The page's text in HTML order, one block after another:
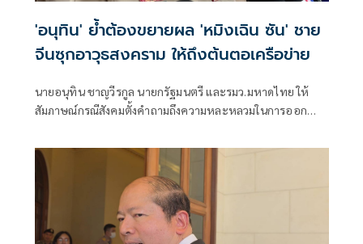
'อนุทิน' ย้ำต้องขยายผล 'หมิงเฉิน ซัน' ชาย
จีนซุกอาวุธสงคราม ให้ถึงต้นตอเครือข่าย
นายอนุทิน ชาญวีรกูล นายกรัฐมนตรี และรมว.มหาดไทย ให้
สัมภาษณ์กรณีสังคมตั้งคําถามถึงความหละหลวมในการออก
ถือบัตรประจําตัวไม่มีสัญชาติไทย( บัตรสีชมพู ) ว่า ขณะนี้การ
ออกทะเบียนราษฎร์ การโอนสัญชาติทุกอย่างเข้มข้นมาก